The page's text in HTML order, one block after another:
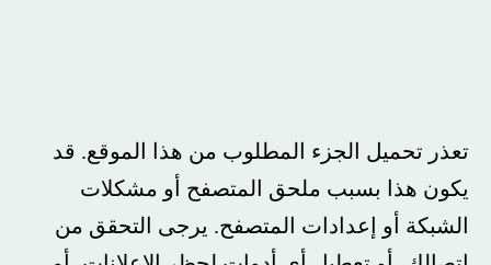
تعذر تحميل الجزء المطلوب من هذا الموقع. قد
يكون هذا بسبب ملحق المتصفح أو مشكلات
الشبكة أو إعدادات المتصفح. يرجى التحقق من